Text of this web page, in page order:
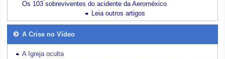
Os 103 sobreviventes do acidente da Aeroméxico
Leia outros artigos
A Crise no Vídeo
A Igreja oculta